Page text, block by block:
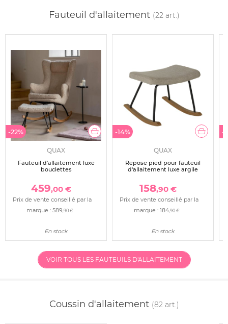
Fauteuil d'allaitement (22 art.)
-22%
QUAX
Fauteuil d'allaitement luxe
bouclettes
459,00 €
Prix de vente conseillé par la
marque : 589,90 €
En stock
-14%
QUAX
Repose pied pour fauteuil
d'allaitement luxe argile
158,90 €
Prix de vente conseillé par la
marque : 184,90 €
En stock
-
VOIR TOUS LES FAUTEUILS D'ALLAITEMENT
Coussin d'allaitement (82 art.)